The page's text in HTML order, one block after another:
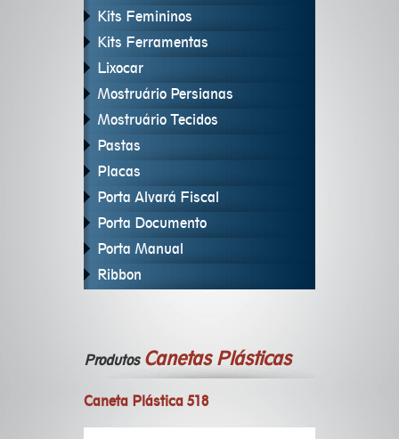
Kits Femininos
Kits Ferramentas
Lixocar
Mostruário Persianas
Mostruário Tecidos
Pastas
Placas
Porta Alvará Fiscal
Porta Documento
Porta Manual
Ribbon
Produtos Canetas Plásticas
Caneta Plástica 518